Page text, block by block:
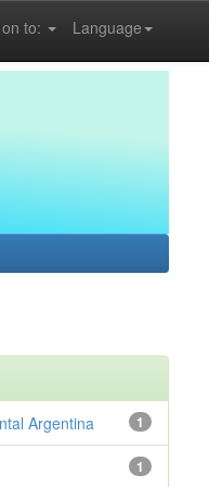
Language
to:
1
Argentina
1